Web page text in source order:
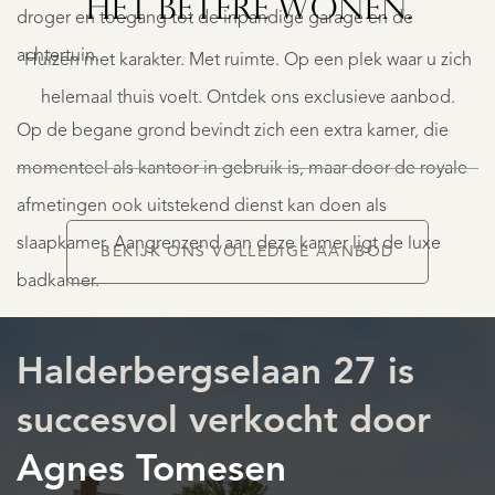
droger en toegang tot de inpandige garage en de
achtertuin.
Op de begane grond bevindt zich een extra kamer, die
momenteel als kantoor in gebruik is, maar door de royale
afmetingen ook uitstekend dienst kan doen als
slaapkamer. Aangrenzend aan deze kamer ligt de luxe
badkamer.
De badkamer op de begane grond, in combinatie met de
extra kamer, maakt levensloopbestendig wonen mogelijk.
De badkamer is volledig betegeld en voorzien van een
inloopdouche, ligbad, designradiator, wastafel en
HET BETERE WONEN.
Huizen met karakter. Met ruimte. Op een plek waar u zich
helemaal thuis voelt. Ontdek ons exclusieve aanbod.
19
995.000
BEKIJK ONS VOLLEDIGE AANBOD
Halderbergselaan 27 is
succesvol verkocht door
Agnes Tomesen